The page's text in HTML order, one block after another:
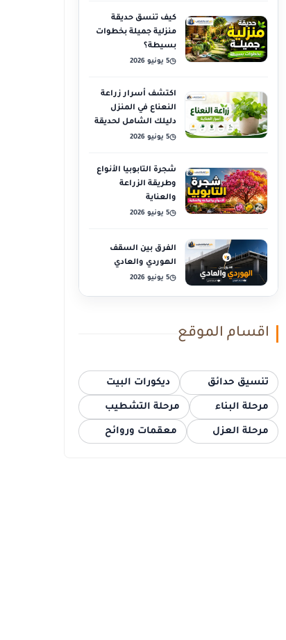
كيف تنسق حديقة
منزلية جميلة بخطوات
بسيطة؟
◷5 يونيو 2026
اكتشف أسرار زراعة
النعناع في المنزل
دليلك الشامل لحديقة
عطرية
◷5 يونيو 2026
شجرة التابوبيا الأنواع
وطريقة الزراعة
والعناية
◷5 يونيو 2026
الفرق بين السقف
الهوردي والعادي
◷5 يونيو 2026
اقسام الموقع
تنسيق حدائق ديكورات البيت
مرحلة البناء مرحلة التشطيب
مرحلة العزل معقمات وروائح